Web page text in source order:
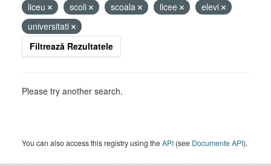
liceu
scoli scoala licee
elevi
universitati
Filtrează Rezultatele
Please try another search.
You can also access this registry using theAPI (see Documente API).